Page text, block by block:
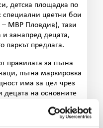
детска площадка по
специални цветни бои
– МВР Пловдив), тази
занапред децата,
паркът предлага.
правилата за пътна
пътна маркировка
има за цел чрез
децата на основните
да избягват
през последните
внимание чрез